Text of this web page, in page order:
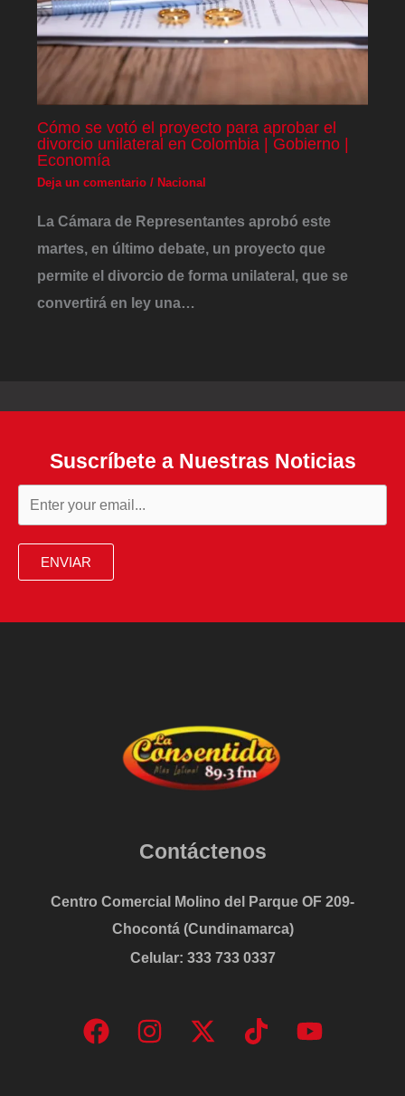
Cómo se votó el proyecto para aprobar el
divorcio unilateral en Colombia | Gobierno |
Economía
Deja un comentario / Nacional
La Cámara de Representantes aprobó este
martes, en último debate, un proyecto que
permite el divorcio de forma unilateral, que se
convertirá en ley una…
Suscríbete a Nuestras Noticias
ENVIAR
Contáctenos
Centro Comercial Molino del Parque OF 209-
Chocontá (Cundinamarca)
Celular: 333 733 0337